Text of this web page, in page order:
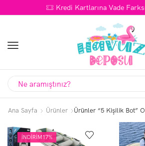
Kredi Kartlarına Vade
input
Ana Sayfa Ürünler Ürünler “5 Kişilik Bot”
İNDIRIM17%